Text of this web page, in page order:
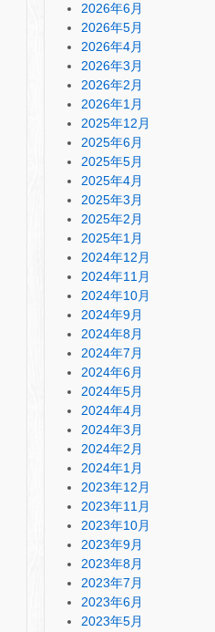
2026年6月
2026年5月
2026年4月
2026年3月
2026年2月
2026年1月
2025年12月
2025年6月
2025年5月
2025年4月
2025年3月
2025年2月
2025年1月
2024年12月
2024年11月
2024年10月
2024年9月
2024年8月
2024年7月
2024年6月
2024年5月
2024年4月
2024年3月
2024年2月
2024年1月
2023年12月
2023年11月
2023年10月
2023年9月
2023年8月
2023年7月
2023年6月
2023年5月